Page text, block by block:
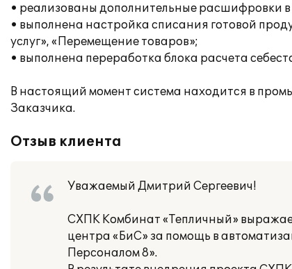
• реализованы дополнительные расшифровки в
• выполнена настройка списания готовой
услуг», «Перемещение товаров»;
• выполнена переработка блока расчета
В настоящий момент система находится в
Заказчика.
Отзыв клиента
Уважаемый Дмитрий Сергеевич!
СХПК Комбинат «Тепличный»
центра «БиС» за помощь в
Персоналом 8».